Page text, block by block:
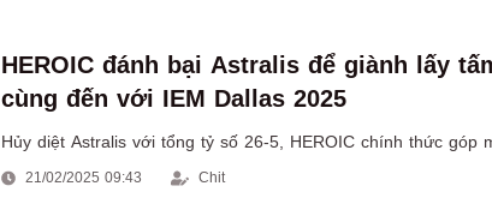
HEROIC đánh bại Astralis để giành lấy
cùng đến với IEM Dallas 2025
Hủy diệt Astralis với tổng tỷ số 26-5, HEROIC chính thức góp
21/02/2025 09:43 Chit